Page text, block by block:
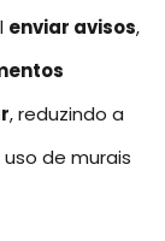
enviar avisos,
, reduzindo a
de murais